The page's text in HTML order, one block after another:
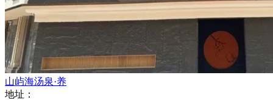
山屿海汤泉·养
地址：